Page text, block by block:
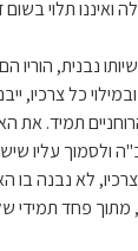
תלוי
נבנית, הוריו
כל צרכיו,
תמיד. את
ולסמוך עליו
לא נבנה בו
פחד תמידי